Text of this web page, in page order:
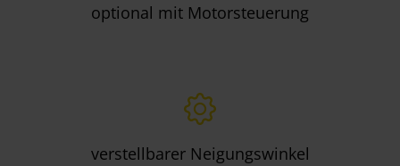
optional mit Motorsteuerung
verstellbarer Neigungswinkel